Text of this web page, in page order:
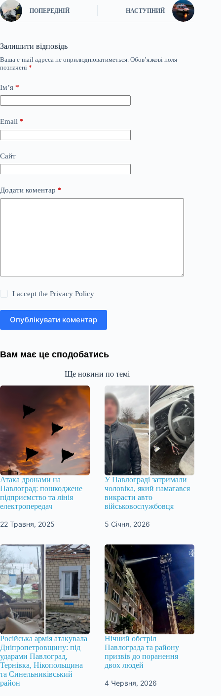
ПОПЕРЕДНІЙ НАСТУПНИЙ
Залишити відповідь
Ваша e-mail адреса не оприлюднюватиметься. Обов’язкові поля
позначені *
Ім’я *
Email *
Сайт
Додати коментар *
I accept thePrivacy Policy
Опублікувати коментар
Вам має це сподобатись
Ще новини по темі
Атака дронами на
Павлоград: пошкоджене
підприємство та лінія
електропередач
22 Травня, 2025
У Павлограді затримали
чоловіка, який намагався
викрасти авто
військовослужбовця
5 Січня, 2026
Російська армія атакувала
Дніпропетровщину: під
ударами Павлоград,
Тернівка, Нікопольщина
та Синельниківський
район
Нічний обстріл
Павлограда та району
призвів до поранення
двох людей
4 Червня, 2026